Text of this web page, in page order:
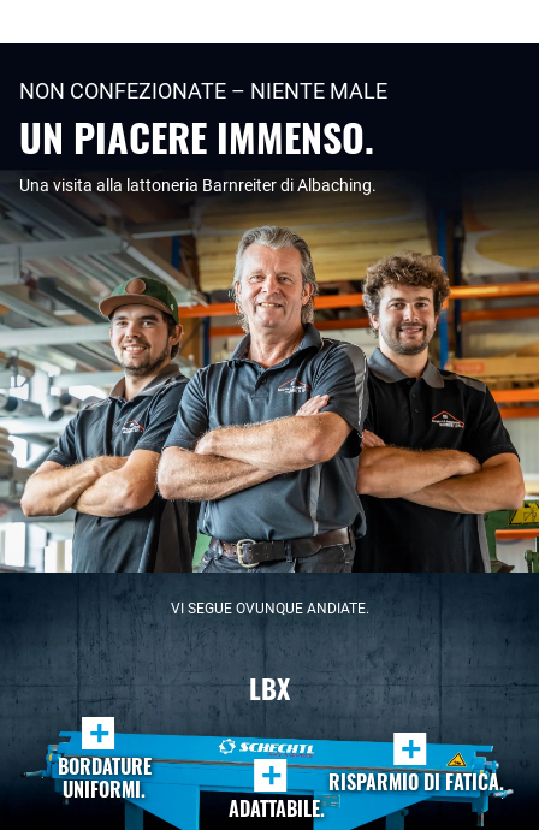
NON CONFEZIONATE – NIENTE MALE
UN PIACERE IMMENSO.
Una visita alla lattoneria Barnreiter di Albaching.
VI SEGUE OVUNQUE ANDIATE.
LBX
+
RISPARMIO DI FATICA.
+
BORDATURE
UNIFORMI. +
ADATTABILE.